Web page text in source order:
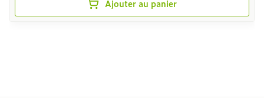
Ajouter au panier